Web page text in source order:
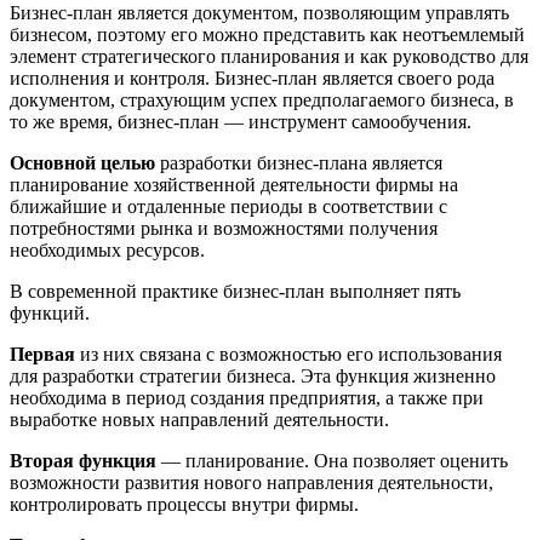
Бизнес-план является документом, позволяющим управлять
бизнесом, поэтому его можно представить как неотъемлемый
элемент стратегического планирования и как руководство для
исполнения и контроля. Бизнес-план является своего рода
документом, страхующим успех предполагаемого бизнеса, в
то же время, бизнес-план — инструмент самообучения.
Основной целью разработки бизнес-плана является
планирование хозяйственной деятельности фирмы на
ближайшие и отдаленные периоды в соответствии с
потребностями рынка и возможностями получения
необходимых ресурсов.
В современной практике бизнес-план выполняет пять
функций.
Первая из них связана с возможностью его использования
для разработки стратегии бизнеса. Эта функция жизненно
необходима в период создания предприятия, а также при
выработке новых направлений деятельности.
Вторая функция — планирование. Она позволяет оценить
возможности развития нового направления деятельности,
контролировать процессы внутри фирмы.